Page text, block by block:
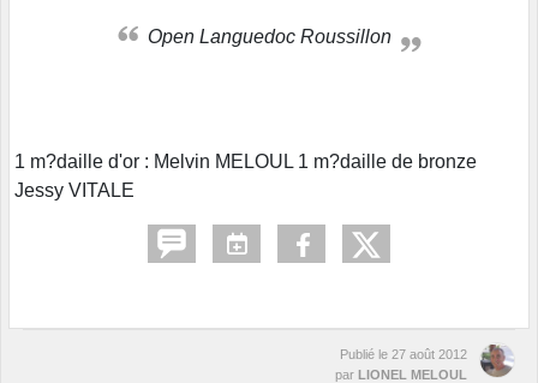
Open Languedoc Roussillon
1 m?daille d'or : Melvin MELOUL 1 m?daille de bronze
Jessy VITALE
Publié le 27 août 2012
par LIONEL MELOUL